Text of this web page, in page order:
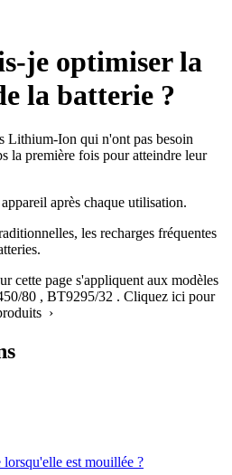
je optimiser la
la batterie ?
Lithium-Ion qui n'ont pas besoin
la première fois pour atteindre leur
après chaque utilisation.
les recharges fréquentes
cette page s'appliquent aux modèles
80 , BT9295/32 . Cliquez ici pour
›
est mouillée ?